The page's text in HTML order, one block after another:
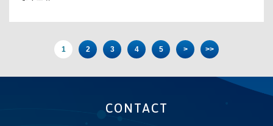
1 2 3 4 5 > >>
CONTACT